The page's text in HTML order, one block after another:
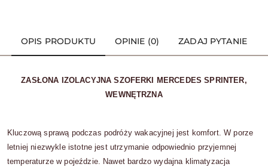
OPIS PRODUKTU OPINIE (0) ZADAJ PYTANIE
ZASŁONA IZOLACYJNA SZOFERKI MERCEDES SPRINTER,
WEWNĘTRZNA
Kluczową sprawą podczas podróży wakacyjnej jest komfort. W porze
letniej niezwykle istotne jest utrzymanie odpowiednio przyjemnej
temperaturze w pojeździe. Nawet bardzo wydajna klimatyzacja